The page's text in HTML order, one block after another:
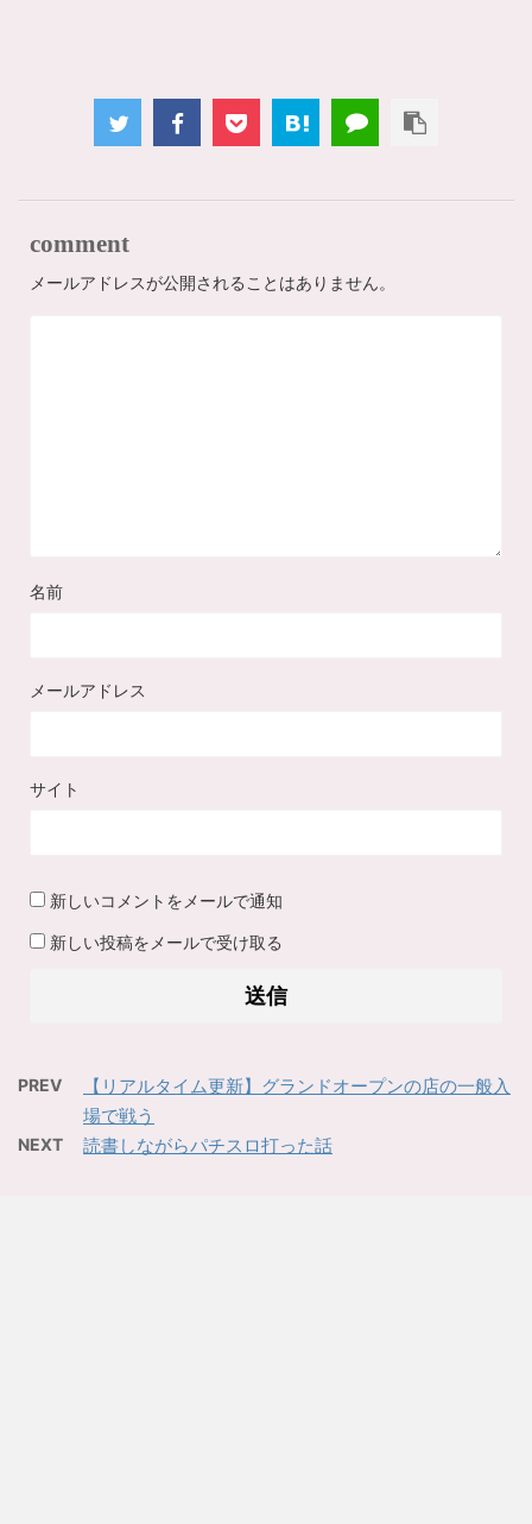
comment
メールアドレスが公開されることはありません。
名前
メールアドレス
サイト
新しいコメントをメールで通知
新しい投稿をメールで受け取る
PREV
【リアルタイム更新】グランドオープンの店の一般入
場で戦う
NEXT 読書しながらパチスロ打った話